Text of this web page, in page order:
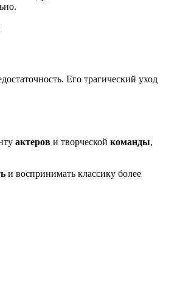
Его трагический уход
актеров и творческой команды,
и воспринимать классику более